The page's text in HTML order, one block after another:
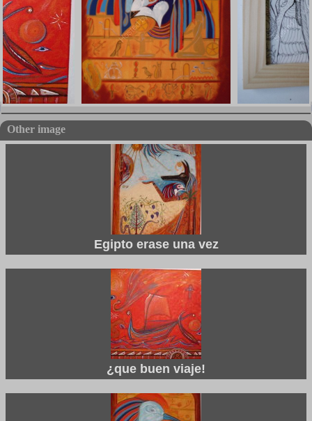
Other image
Egipto erase una vez
¿que buen viaje!